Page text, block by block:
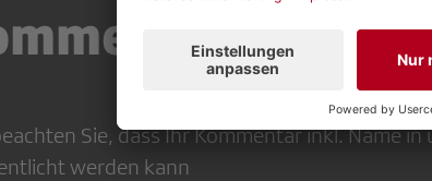
Sie, dass Ihr Kommentar inkl. Name in
werden kann